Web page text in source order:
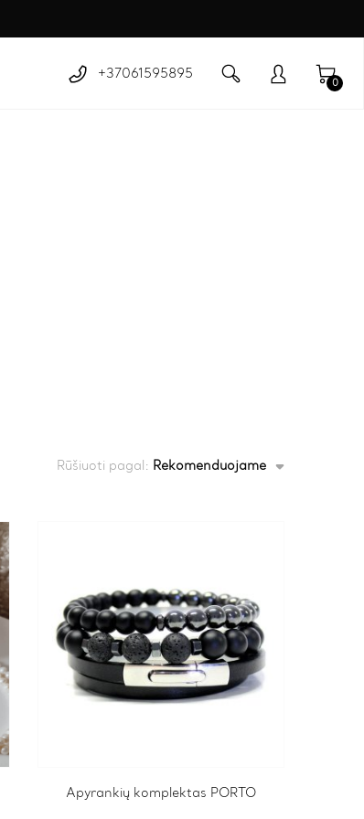
+37061595895
0
Rūšiuoti pagal: Rekomenduojame
Apyrankių komplektas PORTO